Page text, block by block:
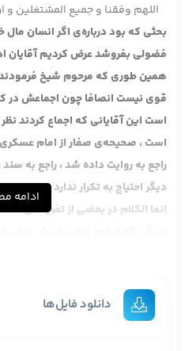
اللهم وفقنا و جمیع المشتغلین و
بحثی که بود درباره‌ی اگر انسان
فضولی بفروشد عرض کردیم آقایان
همین طوری که مرحوم شیخ فرمودند
قوی نیست انصافا چون اجماعش در
است این آقایانی که اجماع کردند
است ، صحیحه‌ی صفار از امام عسکری
راجع به روایت داده شد ، راجع به
دیگر احتیاج به تکرار ندارد .
انما الکلام در بعضی از تفریعاتی
نگاه نکردم اما در اینجا ایشان این
وقد وجب الشراء به اصطلاح فی ما
ادامه
دانلود فایل‌ها